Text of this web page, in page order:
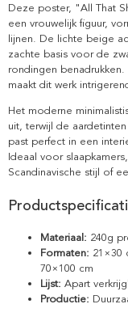
Deze poster, "All That
een vrouwelijk figuur,
lijnen. De lichte beige
zachte basis voor de
rondingen
maakt dit werk
Het moderne
uit, terwijl de
past perfect in een
Ideaal voor
Scandinavische stijl of
Materiaal: 240g
Formaten: 21×30
70×100 cm
Lijst: Apart
Productie: